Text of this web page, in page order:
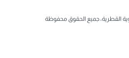
القطرية، جميع الحقوق محفوظة